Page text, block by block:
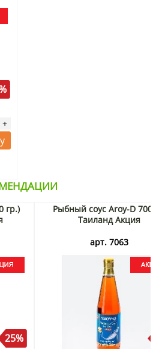
+
гр.)
25%
Рыбный соус Aroy-D
Таиланд Акция
арт. 7063